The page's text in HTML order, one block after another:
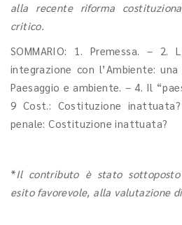
alla recente riforma
critico.
SOMMARIO: 1. Premessa. –
integrazione con l’Ambiente:
Paesaggio e ambiente. – 4. Il
9 Cost.: Costituzione
penale: Costituzione inattuata?
*Il contributo è stato
esito favorevole, alla valutazione